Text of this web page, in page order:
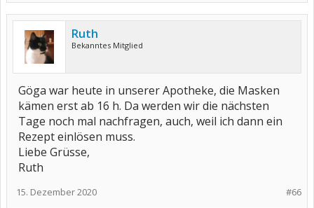
Ruth
Bekanntes Mitglied
Göga war heute in unserer Apotheke, die Masken
kämen erst ab 16 h. Da werden wir die nächsten
Tage noch mal nachfragen, auch, weil ich dann ein
Rezept einlösen muss.
Liebe Grüsse,
Ruth
#66
15. Dezember 2020